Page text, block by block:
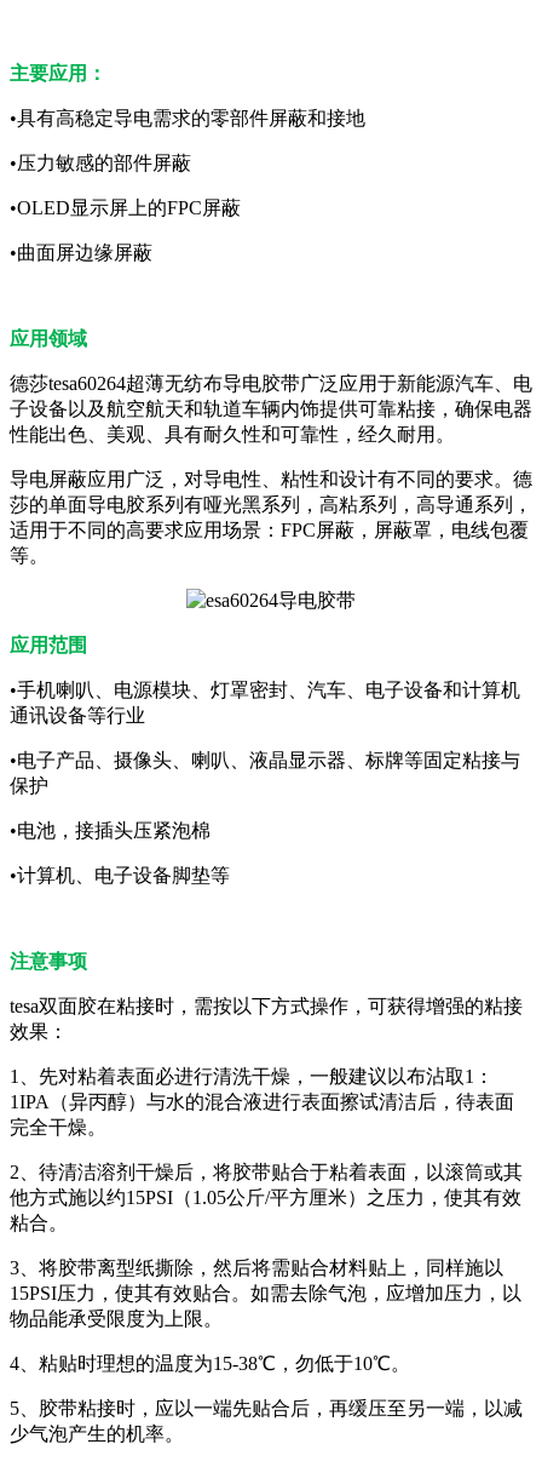
主要应用：
•具有高稳定导电需求的零部件屏蔽和接地
•压力敏感的部件屏蔽
•OLED显示屏上的FPC屏蔽
•曲面屏边缘屏蔽
应用领域
德莎tesa60264超薄无纺布导电胶带广泛应用于新能源汽车、电
子设备以及航空航天和轨道车辆内饰提供可靠粘接，确保电器
性能出色、美观、具有耐久性和可靠性，经久耐用。
导电屏蔽应用广泛，对导电性、粘性和设计有不同的要求。德
莎的单面导电胶系列有哑光黑系列，高粘系列，高导通系列，
适用于不同的高要求应用场景：FPC屏蔽，屏蔽罩，电线包覆
等。
应用范围
•手机喇叭、电源模块、灯罩密封、汽车、电子设备和计算机
通讯设备等行业
•电子产品、摄像头、喇叭、液晶显示器、标牌等固定粘接与
保护
•电池，接插头压紧泡棉
•计算机、电子设备脚垫等
注意事项
tesa双面胶在粘接时，需按以下方式操作，可获得增强的粘接
效果：
1、先对粘着表面必进行清洗干燥，一般建议以布沾取1：
1IPA（异丙醇）与水的混合液进行表面擦试清洁后，待表面
完全干燥。
2、待清洁溶剂干燥后，将胶带贴合于粘着表面，以滚筒或其
他方式施以约15PSI（1.05公斤/平方厘米）之压力，使其有效
粘合。
3、将胶带离型纸撕除，然后将需贴合材料贴上，同样施以
15PSI压力，使其有效贴合。如需去除气泡，应增加压力，以
物品能承受限度为上限。
4、粘贴时理想的温度为15-38℃，勿低于10℃。
5、胶带粘接时，应以一端先贴合后，再缓压至另一端，以减
少气泡产生的机率。